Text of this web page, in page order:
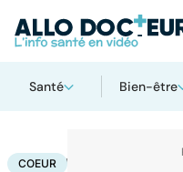
Santé Bien-être
AccueilSanté Maladies
COEUR